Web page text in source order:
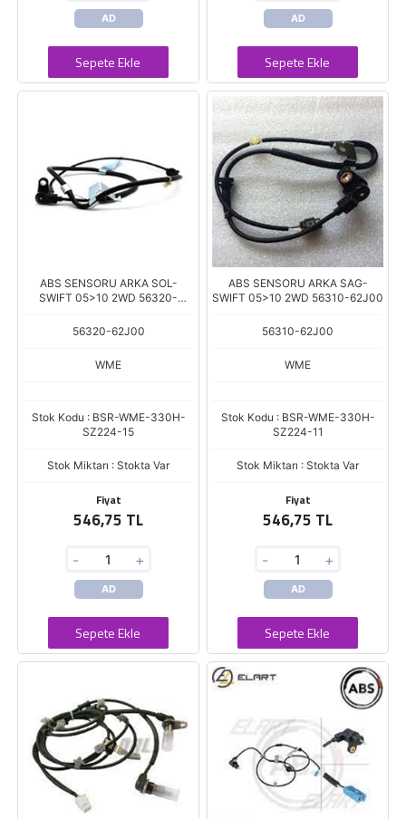
AD
Sepete Ekle
AD
Sepete Ekle
ABS SENSORU ARKA SOL-
SWIFT 05>10 2WD 56320-
56320-62J00
WME
Stok Kodu : BSR-WME-330H-
SZ224-15
Stok Miktarı : Stokta Var
Fiyat
546,75 TL
- +
AD
Sepete Ekle
ABS SENSORU ARKA SAG-
SWIFT 05>10 2WD 56310-62J00
56310-62J00
WME
Stok Kodu : BSR-WME-330H-
SZ224-11
Stok Miktarı : Stokta Var
Fiyat
546,75 TL
- +
AD
Sepete Ekle